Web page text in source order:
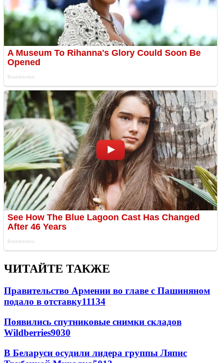
ЧИТАЙТЕ ТАКЖЕ
Правительство Армении во главе с Пашиняном
подало в отставку11134
Появились спутниковые снимки складов
Wildberries9030
В Беларуси осудили лидера группы Ляпис